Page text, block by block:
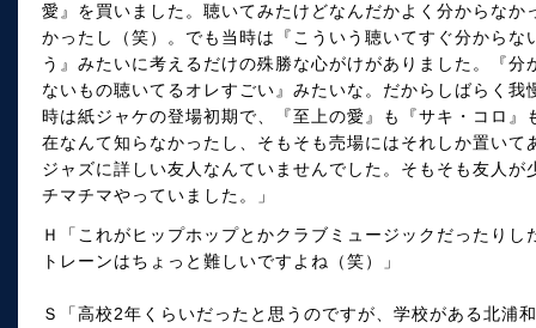
愛』を買いました。聴いてみたけどなんだかよく分からな
かったし（笑）。でも当時は『こういう聴いてすぐ分から
う』みたいに考えるだけの殊勝な心がけがありました。『
ないもの聴いてるオレすごい』みたいな。だからしばらく
時は紙ジャケの登場初期で、『至上の愛』も『サキ・コロ
在なんて知らなかったし、そもそも売場にはそれしか置い
ジャズに詳しい友人なんていませんでした。そもそも友人
チマチマやっていました。」
Ｈ「これがヒップホップとかクラブミュージックだったり
トレーンはちょっと難しいですよね（笑）」
Ｓ「高校2年くらいだったと思うのですが、学校がある北浦